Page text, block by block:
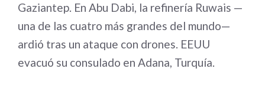
Gaziantep. En Abu Dabi, la refinería Ruwais —
una de las cuatro más grandes del mundo—
ardió tras un ataque con drones. EEUU
evacuó su consulado en Adana, Turquía.